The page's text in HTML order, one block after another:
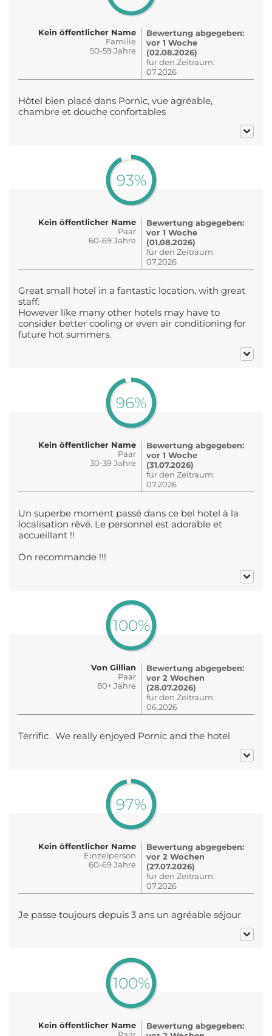
Kein öffentlicher Name
Familie
50-59 Jahre
Bewertung abgegeben:
vor 1 Woche
(02.08.2026)
für den Zeitraum:
07.2026
Hôtel bien placé dans Pornic, vue agréable,
chambre et douche confortables
93%
Kein öffentlicher Name
Paar
60-69 Jahre
Bewertung abgegeben:
vor 1 Woche
(01.08.2026)
für den Zeitraum:
07.2026
Great small hotel in a fantastic location, with great
staff.
However like many other hotels may have to
consider better cooling or even air conditioning for
future hot summers.
96%
Kein öffentlicher Name
Paar
30-39 Jahre
Bewertung abgegeben:
vor 1 Woche
(31.07.2026)
für den Zeitraum:
07.2026
Un superbe moment passé dans ce bel hotel à la
localisation rêvé. Le personnel est adorable et
accueillant !!
On recommande !!!
100%
Von Gillian
Paar
80+ Jahre
Bewertung abgegeben:
vor 2 Wochen
(28.07.2026)
für den Zeitraum:
06.2026
Terrific . We really enjoyed Pornic and the hotel
97%
Kein öffentlicher Name
Einzelperson
60-69 Jahre
Bewertung abgegeben:
vor 2 Wochen
(27.07.2026)
für den Zeitraum:
07.2026
Je passe toujours depuis 3 ans un agréable séjour
100%
Kein öffentlicher Name
Bewertung abgegeben: